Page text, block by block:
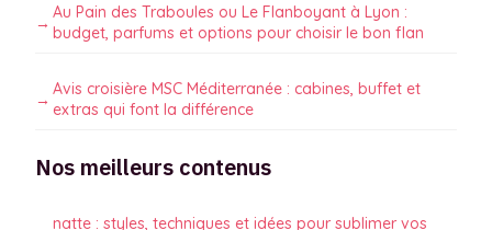
Au Pain des Traboules ou Le Flanboyant à Lyon :
budget, parfums et options pour choisir le bon flan
Avis croisière MSC Méditerranée : cabines, buffet et
extras qui font la différence
Nos meilleurs contenus
natte : styles, techniques et idées pour sublimer vos